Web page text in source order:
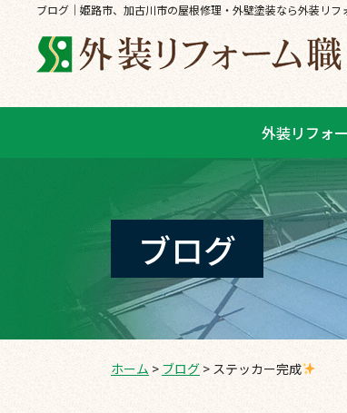
ブログ｜姫路市、加古川市の屋根修理・外壁塗装なら外装リフ
外装リフォ
ブログ
ホーム > ブログ > ステッカー完成